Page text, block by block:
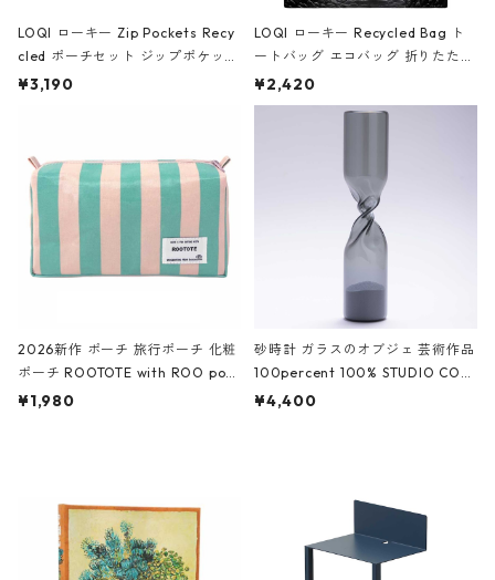
LOQI ローキー Zip Pockets Recy
cled ポーチセット ジップポケット
ファスナーポーチ 撥水加工 トラベ
ーガンディー、オフホワイト
¥3,190
LOQI ローキー Recycled Bag ト
ートバッグ エコバッグ 折りたたみ
大きめ 撥水加工 収納ポーチ CRO
CODILE/Black クロコダイル/ブラ
¥2,420
2026新作 ポーチ 旅行ポーチ 化粧
ポーチ ROOTOTE with ROO pou
ch 3532 ルートート WR.ポーチ.ラ
¥1,980
砂時計 ガラスのオブジェ 芸術作品
100percent 100% STUDIO COH
AKU Timeless 100パーセント ス
¥4,400